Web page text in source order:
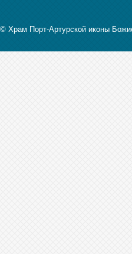
© Храм Порт-Артурской иконы